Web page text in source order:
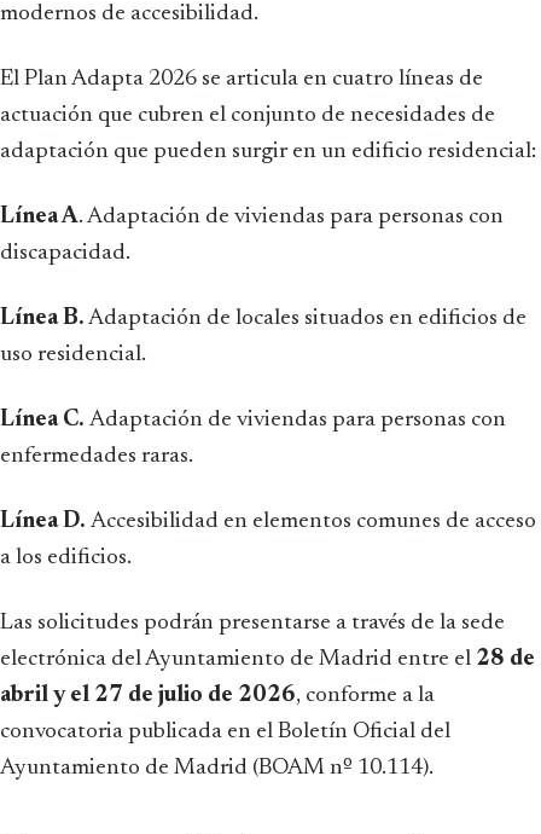
modernos de accesibilidad.
El Plan Adapta 2026 se articula en cuatro líneas de
actuación que cubren el conjunto de necesidades de
adaptación que pueden surgir en un edificio residencial:
Línea A. Adaptación de viviendas para personas con
discapacidad.
Línea B. Adaptación de locales situados en edificios de
uso residencial.
Línea C. Adaptación de viviendas para personas con
enfermedades raras.
Línea D. Accesibilidad en elementos comunes de acceso
a los edificios.
Las solicitudes podrán presentarse a través de la sede
electrónica del Ayuntamiento de Madrid entre el 28 de
abril y el 27 de julio de 2026, conforme a la
convocatoria publicada en el Boletín Oficial del
Ayuntamiento de Madrid (BOAM nº 10.114).